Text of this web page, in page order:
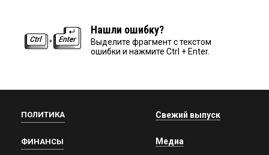
Нашли ошибку?
Выделите фрагмент с текстом
ошибки и нажмите Ctrl + Enter.
ПОЛИТИКА
ФИНАНСЫ
Свежий выпуск
Медиа